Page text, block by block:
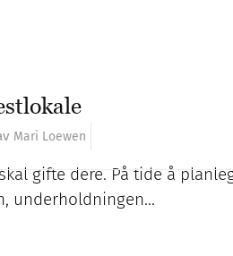
Mari Loewen
gifte dere. På tide å
underholdningen…